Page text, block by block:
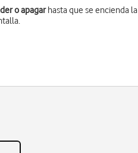
o apagarhasta que se encienda la